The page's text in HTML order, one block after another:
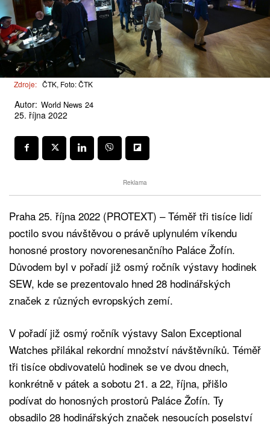
Zdroje: ČTK, Foto: ČTK
Autor: World News 24
25. října 2022
Reklama
Praha 25. října 2022 (PROTEXT) – Téměř tři tisíce lidí
poctilo svou návštěvou o právě uplynulém víkendu
honosné prostory novorenesančního Paláce Žofín.
Důvodem byl v pořadí již osmý ročník výstavy hodinek
SEW, kde se prezentovalo hned 28 hodinářských
značek z různých evropských zemí.
V pořadí již osmý ročník výstavy Salon Exceptional
Watches přilákal rekordní množství návštěvníků. Téměř
tři tisíce obdivovatelů hodinek se ve dvou dnech,
konkrétně v pátek a sobotu 21. a 22, října, přišlo
podívat do honosných prostorů Paláce Žofín. Ty
obsadilo 28 hodinářských značek nesoucích poselství